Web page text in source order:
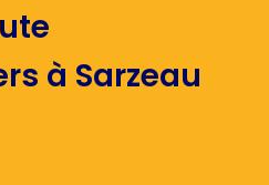
à Sarzeau